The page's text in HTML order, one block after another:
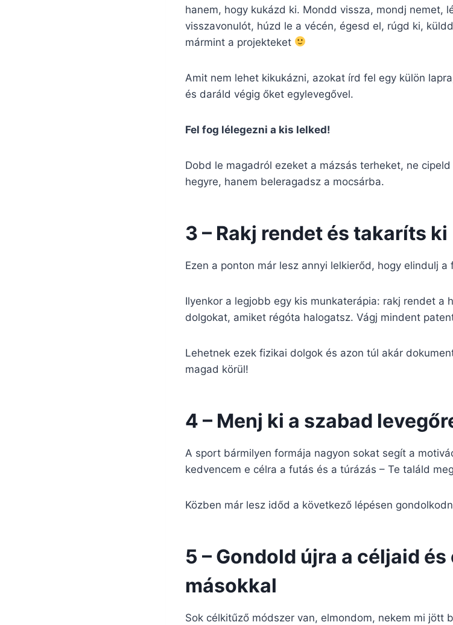
hanem, hogy kukázd ki. Mondd vissza, mondj nemet,
visszavonulót, húzd le a vécén, égesd el, rúgd ki,
mármint a projekteket
Amit nem lehet kikukázni, azokat írd fel egy külön
és daráld végig őket egylevegővel.
Fel fog lélegezni a kis lelked!
Dobd le magadról ezeket a mázsás terheket, ne
hegyre, hanem beleragadsz a mocsárba.
3 – Rakj rendet és takaríts ki
Ezen a ponton már lesz annyi lelkierőd, hogy elindulj
Ilyenkor a legjobb egy kis munkaterápia: rakj rendet a
dolgokat, amiket régóta halogatsz. Vágj mindent
Lehetnek ezek fizikai dolgok és azon túl akár
magad körül!
4 – Menj ki a szabad
A sport bármilyen formája nagyon sokat segít a
kedvencem e célra a futás és a túrázás – Te találd
Közben már lesz időd a következő lépésen
5 – Gondold újra a céljaid és
másokkal
Sok célkitűző módszer van, elmondom, nekem mi jött